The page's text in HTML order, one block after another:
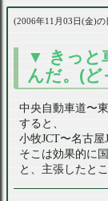
2006年11月03日(金)の
きっと
んだ。(ど
中央自動車道〜
すると、
小牧JCT〜名古屋
そこは効果的に
と、主張したと